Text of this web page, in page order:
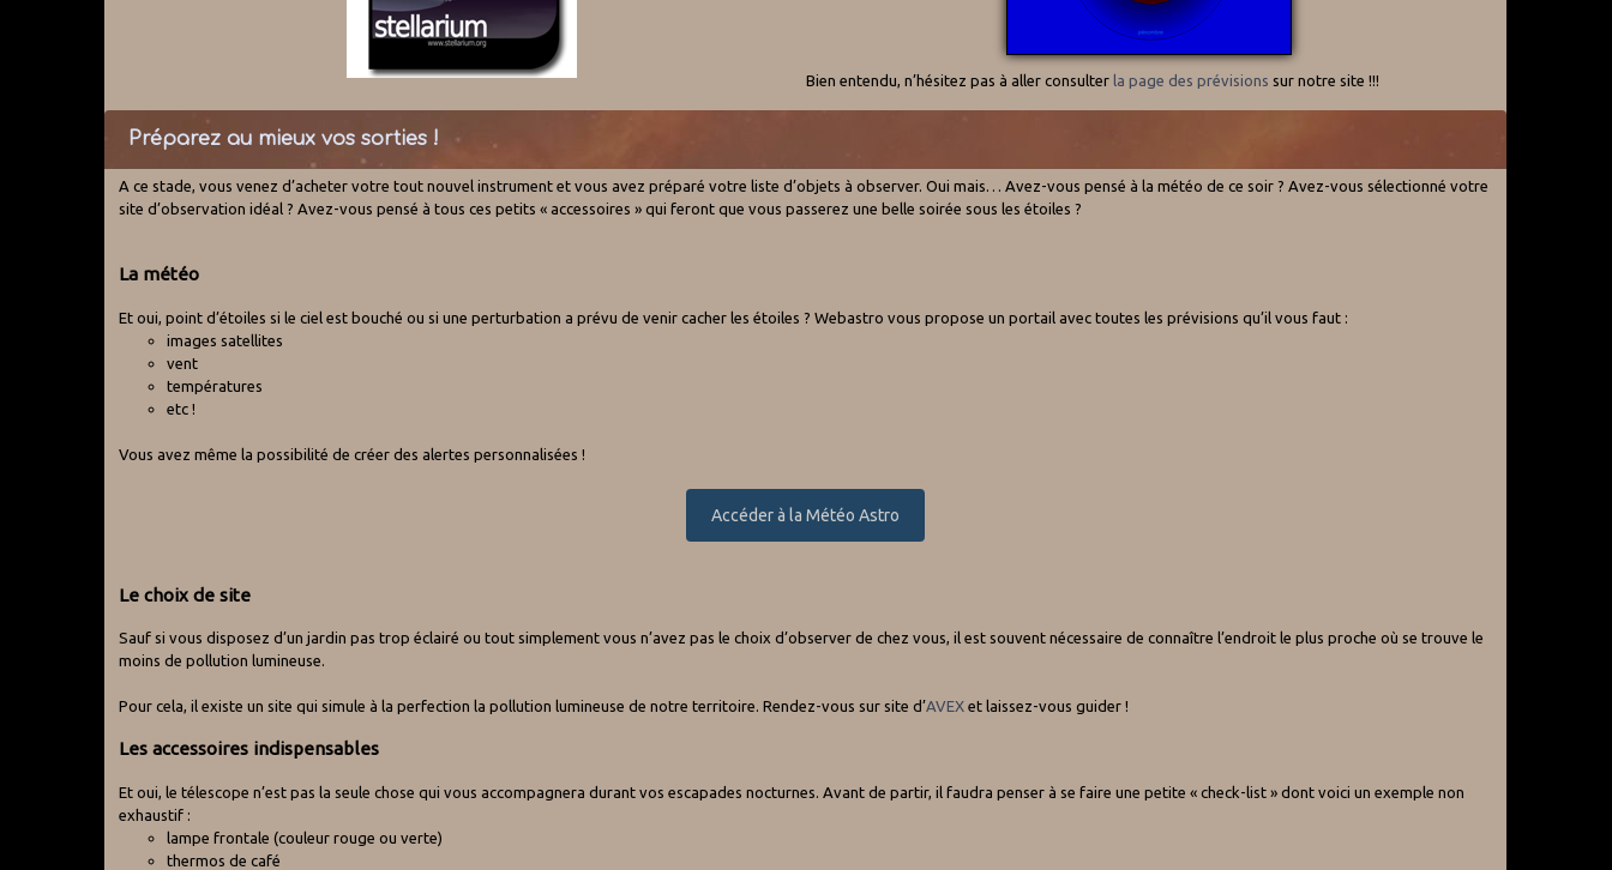
Bien entendu, n’hésitez pas à aller consulter la page des prévisions sur notre site !!!
Préparez au mieux vos sorties !
A ce stade, vous venez d’acheter votre tout nouvel instrument et vous avez préparé votre liste d’objets à observer. Oui mais… Avez-vous pensé à la météo de ce soir ? Avez-vous sélectionné votre
site d’observation idéal ? Avez-vous pensé à tous ces petits « accessoires » qui feront que vous passerez une belle soirée sous les étoiles ?
La météo
Et oui, point d’étoiles si le ciel est bouché ou si une perturbation a prévu de venir cacher les étoiles ? Webastro vous propose un portail avec toutes les prévisions qu’il vous faut :
images satellites
vent
températures
etc !
Vous avez même la possibilité de créer des alertes personnalisées !
Accéder à la Météo Astro
Le choix de site
Sauf si vous disposez d’un jardin pas trop éclairé ou tout simplement vous n’avez pas le choix d’observer de chez vous, il est souvent nécessaire de connaître l’endroit le plus proche où se trouve le
moins de pollution lumineuse.
Pour cela, il existe un site qui simule à la perfection la pollution lumineuse de notre territoire. Rendez-vous sur site d’AVEX et laissez-vous guider !
Les accessoires indispensables
Et oui, le télescope n’est pas la seule chose qui vous accompagnera durant vos escapades nocturnes. Avant de partir, il faudra penser à se faire une petite « check-list » dont voici un exemple non
exhaustif :
lampe frontale (couleur rouge ou verte)
thermos de café